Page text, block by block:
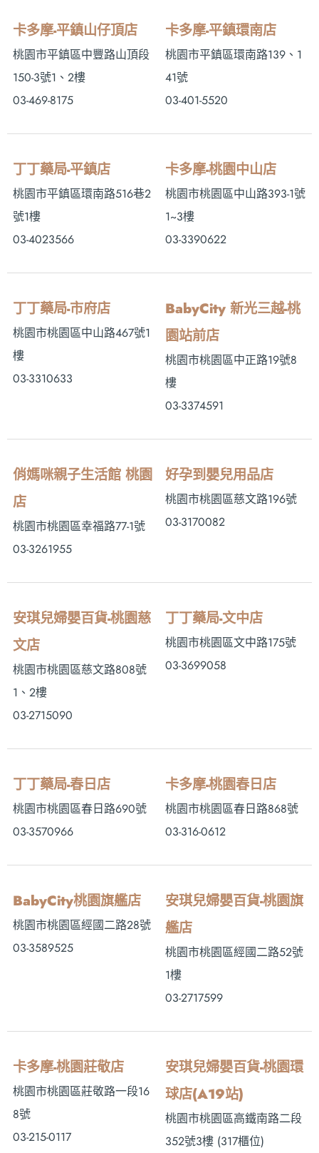
卡多摩-平鎮山仔頂店
桃園市平鎮區中豐路山頂段
150-3號1、2樓
03-469-8175
卡多摩-平鎮環南店
桃園市平鎮區環南路139、1
41號
03-401-5520
丁丁藥局-平鎮店
桃園市平鎮區環南路516巷2
號1樓
03-4023566
卡多摩-桃園中山店
桃園市桃園區中山路393-1號
1~3樓
03-3390622
丁丁藥局-市府店
桃園市桃園區中山路467號1
樓
03-3310633
BabyCity 新光三越-桃
園站前店
桃園市桃園區中正路19號8
樓
03-3374591
俏媽咪親子生活館 桃園
店
桃園市桃園區幸福路77-1號
03-3261955
好孕到嬰兒用品店
桃園市桃園區慈文路196號
03-3170082
安琪兒婦嬰百貨-桃園慈
文店
桃園市桃園區慈文路808號
1、2樓
03-2715090
丁丁藥局-文中店
桃園市桃園區文中路175號
03-3699058
丁丁藥局-春日店
桃園市桃園區春日路690號
03-3570966
卡多摩-桃園春日店
桃園市桃園區春日路868號
03-316-0612
BabyCity桃園旗艦店
桃園市桃園區經國二路28號
03-3589525
安琪兒婦嬰百貨-桃園旗
艦店
桃園市桃園區經國二路52號
1樓
03-2717599
卡多摩-桃園莊敬店
桃園市桃園區莊敬路一段16
8號
03-215-0117
安琪兒婦嬰百貨-桃園環
球店(A19站)
桃園市桃園區高鐵南路二段
352號3樓 (317櫃位)